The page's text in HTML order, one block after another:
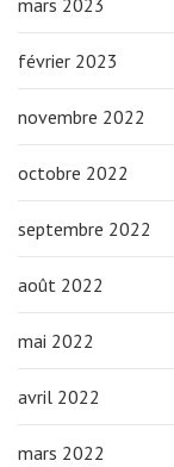
mars 2023
février 2023
novembre 2022
octobre 2022
septembre 2022
août 2022
mai 2022
avril 2022
mars 2022